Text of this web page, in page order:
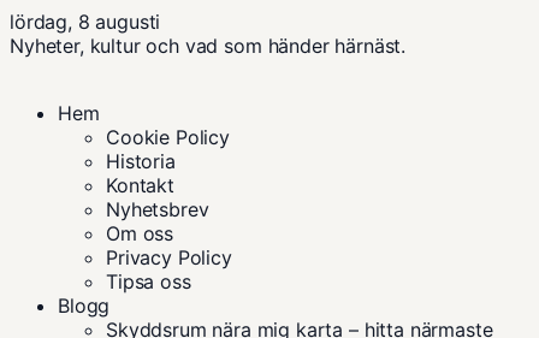
lördag, 8 augusti
Nyheter, kultur och vad som händer härnäst.
Hem
Cookie Policy
Historia
Kontakt
Nyhetsbrev
Om oss
Privacy Policy
Tipsa oss
Blogg
Skyddsrum nära mig karta – hitta närmaste